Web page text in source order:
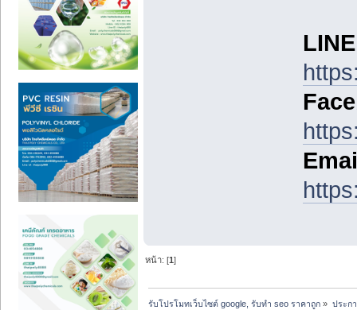
หน้า: [1]
รับโปรโมทเว็บไซต์ google, รับทำ seo ราคาถูก » ประก